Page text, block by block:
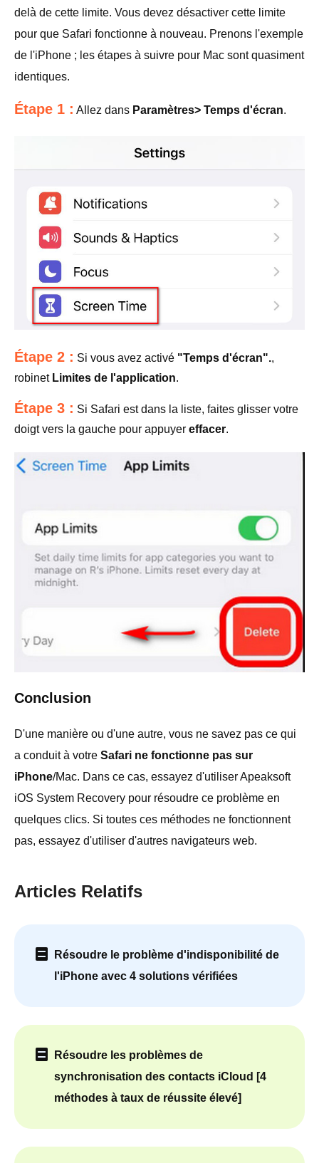
delà de cette limite. Vous devez désactiver cette limite
pour que Safari fonctionne à nouveau. Prenons l'exemple
de l'iPhone ; les étapes à suivre pour Mac sont quasiment
identiques.
Étape 1 : Allez dans Paramètres> Temps d'écran.
Étape 2 : Si vous avez activé "Temps d'écran".,
robinet Limites de l'application.
Étape 3 : Si Safari est dans la liste, faites glisser votre
doigt vers la gauche pour appuyer effacer.
Conclusion
D'une manière ou d'une autre, vous ne savez pas ce qui
a conduit à votre Safari ne fonctionne pas sur
iPhone/Mac. Dans ce cas, essayez d'utiliser Apeaksoft
iOS System Recovery pour résoudre ce problème en
quelques clics. Si toutes ces méthodes ne fonctionnent
pas, essayez d'utiliser d'autres navigateurs web.
Articles Relatifs
Résoudre le problème d'indisponibilité de
l'iPhone avec 4 solutions vérifiées
Résoudre les problèmes de
synchronisation des contacts iCloud [4
méthodes à taux de réussite élevé]